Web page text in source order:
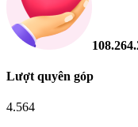
Lượt quyên góp
4.564